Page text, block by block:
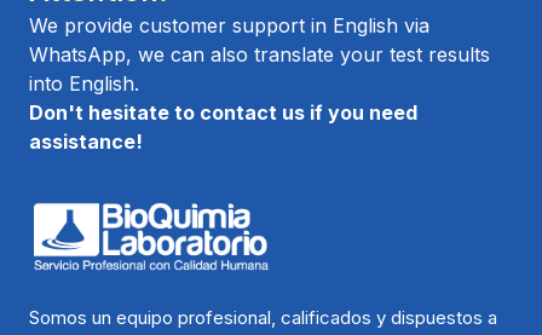
We provide customer support in English via
WhatsApp, we can also translate your test results
into English.
Don't hesitate to contact us if you need
assistance!
Somos un equipo profesional, calificados y dispuestos a